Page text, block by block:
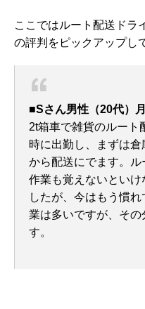
ここではルート配送ドラ
の評判をピックアップし
■Sさん男性（20代）
2t箱車で雑貨のルート
時に出勤し、まずは
から配送にでます。
作業も覚えないとい
したが、今はもう慣
業は多いですが、その
す。